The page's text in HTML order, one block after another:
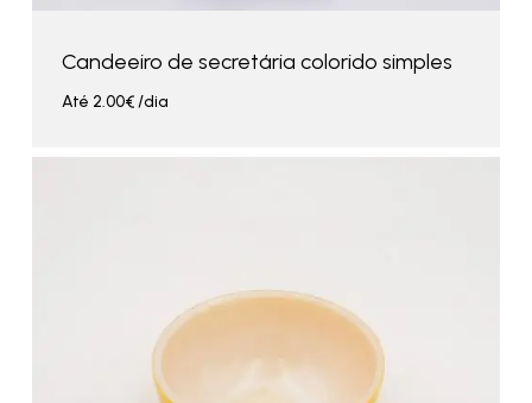
Candeeiro de secretária colorido simples
Até 2.00€/dia